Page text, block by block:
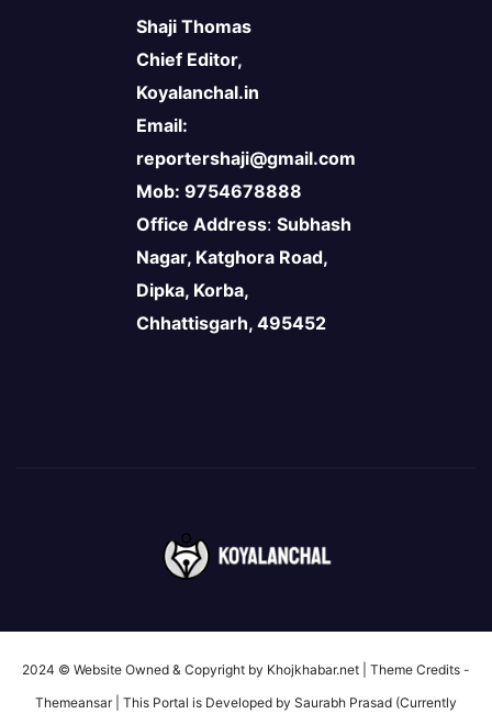
Shaji Thomas
Chief Editor,
Koyalanchal.in
Email:
reportershaji@gmail.com
Mob: 9754678888
Office Address: Subhash
Nagar, Katghora Road,
Dipka, Korba,
Chhattisgarh, 495452